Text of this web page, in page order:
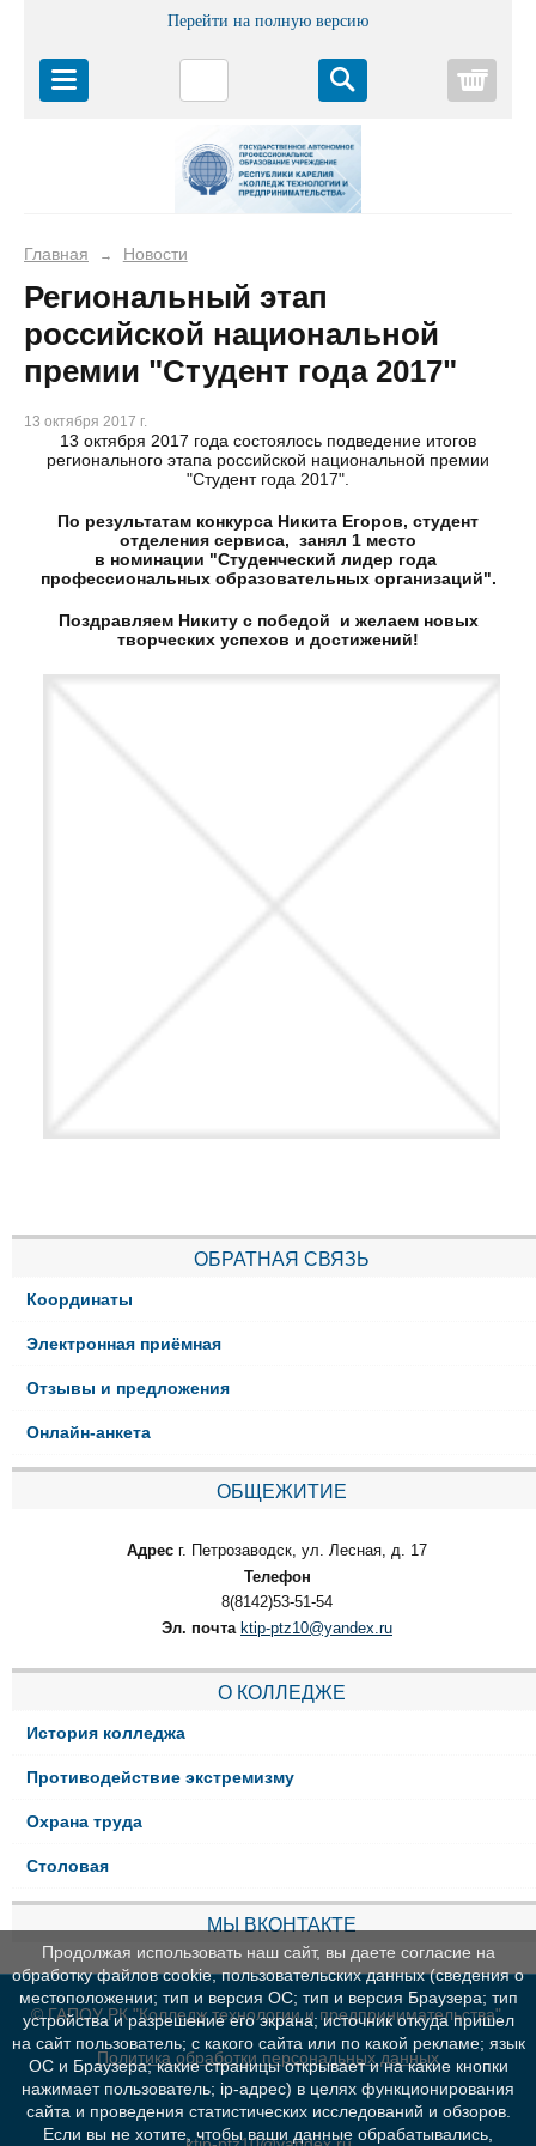
Перейти на полную версию
Главная → Новости
Региональный этап
российской национальной
премии "Студент года 2017"
13 октября 2017 г.
13 октября 2017 года состоялось подведение итогов
регионального этапа российской национальной премии
"Студент года 2017".
По результатам конкурса Никита Егоров, студент
отделения сервиса, занял 1 место
в номинации "Студенческий лидер года
профессиональных образовательных организаций".
Поздравляем Никиту с победой и желаем новых
творческих успехов и достижений!
ОБРАТНАЯ СВЯЗЬ
Координаты
Электронная приёмная
Отзывы и предложения
Онлайн-анкета
ОБЩЕЖИТИЕ
Адрес г. Петрозаводск, ул. Лесная, д. 17
Телефон
8(8142)53-51-54
Эл. почта ktip-ptz10@yandex.ru
О КОЛЛЕДЖЕ
История колледжа
Противодействие экстремизму
Охрана труда
Столовая
МЫ ВКОНТАКТЕ
© ГАПОУ РК "Колледж технологии и предпринимательства"
Политика обработки персональных данных
Продолжая использовать наш сайт, вы даете согласие на
обработку файлов cookie, пользовательских данных (сведения о
местоположении; тип и версия ОС; тип и версия Браузера; тип
устройства и разрешение его экрана; источник откуда пришел
на сайт пользователь; с какого сайта или по какой рекламе; язык
ОС и Браузера; какие страницы открывает и на какие кнопки
нажимает пользователь; ip-адрес) в целях функционирования
сайта и проведения статистических исследований и обзоров.
Если вы не хотите, чтобы ваши данные обрабатывались,